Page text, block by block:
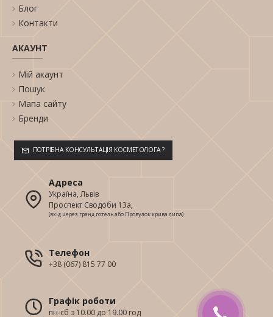
Блог
Контакти
АКАУНТ
Мій акаунт
Пошук
Мапа сайту
Бренди
ПОТРІБНА КОНСУЛЬТАЦІЯ КОСМЕТОЛОГА ?
Адреса
Україна, Львів
Проспект Сводоби 13а,
(вхід через гранд готель або Провулок крива липа)
Телефон
+38 (067) 815 77 00
Графік роботи
пн-сб з 10.00 до 19.00 год